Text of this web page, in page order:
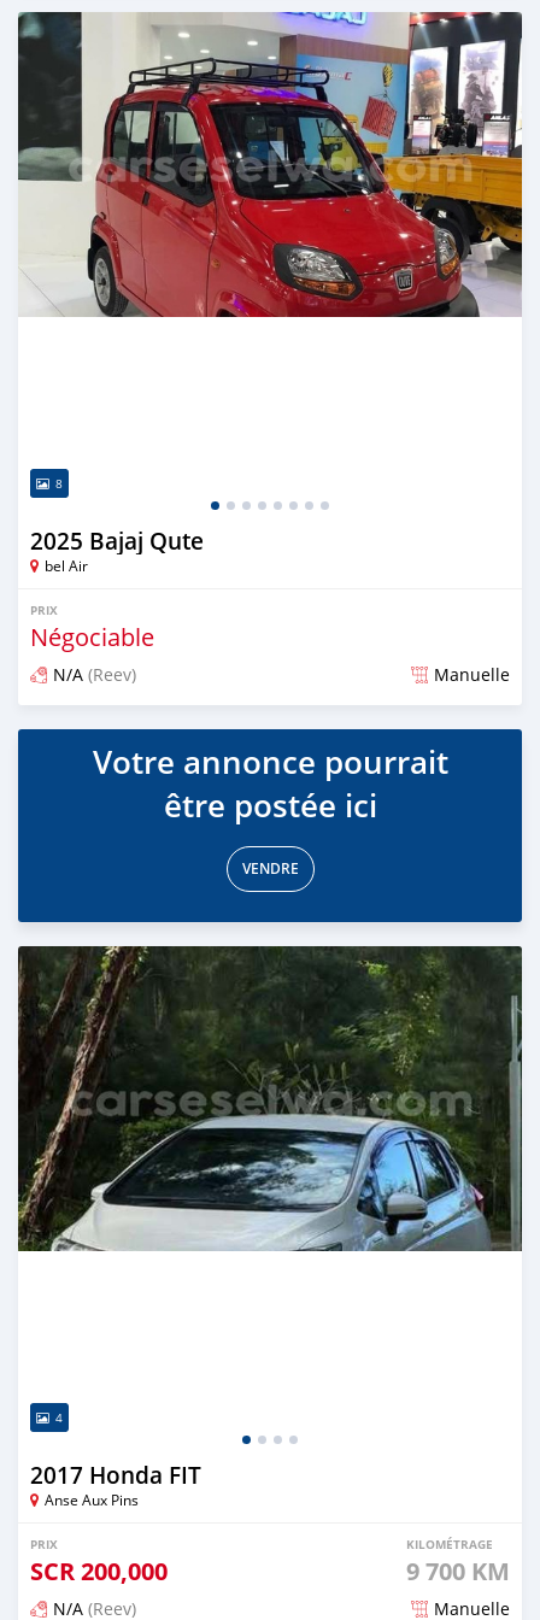
Publié il y a 5 mois
8
2025 Bajaj Qute
bel Air
PRIX
Négociable
N/A (Reev) Manuelle
Publié il y a 6 mois
Votre annonce pourrait
être postée ici
VENDRE
4
2017 Honda FIT
Anse Aux Pins
PRIX
SCR200,000
KILOMÉTRAGE
9 700 KM
N/A (Reev) Manuelle